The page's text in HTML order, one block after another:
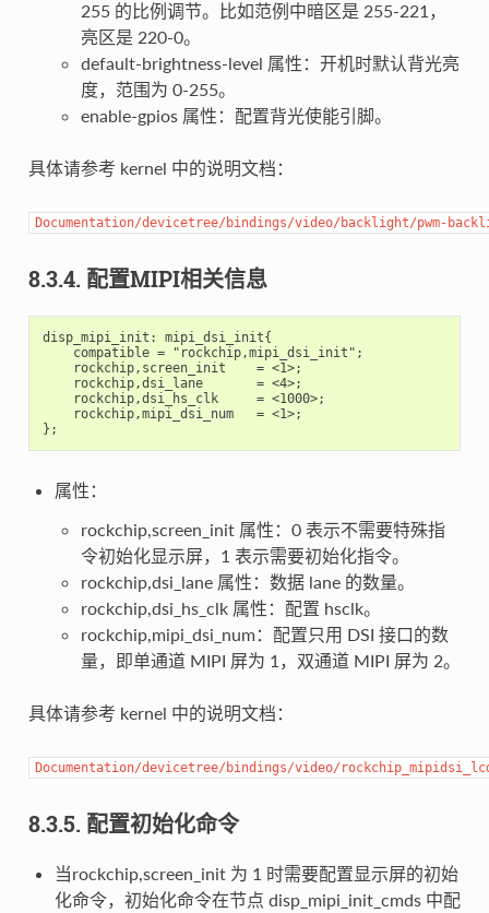
255 的比例调节。比如范例中暗区是 255-221，
亮区是 220-0。
default-brightness-level 属性：开机时默认背光亮
度，范围为 0-255。
enable-gpios 属性：配置背光使能引脚。
具体请参考 kernel 中的说明文档：
Documentation/devicetree/bindings/video/backlight/pwm-
8.3.4. 配置MIPI相关信息
disp_mipi_init: mipi_dsi_init{
    compatible = "rockchip,mipi_dsi_init";
    rockchip,screen_init    = <1>;
    rockchip,dsi_lane       = <4>;
    rockchip,dsi_hs_clk     = <1000>;
    rockchip,mipi_dsi_num   = <1>;
属性：
rockchip,screen_init 属性：0 表示不需要特殊指
令初始化显示屏，1 表示需要初始化指令。
rockchip,dsi_lane 属性：数据 lane 的数量。
rockchip,dsi_hs_clk 属性：配置 hsclk。
rockchip,mipi_dsi_num：配置只用 DSI 接口的数
量，即单通道 MIPI 屏为 1，双通道 MIPI 屏为 2。
具体请参考 kernel 中的说明文档：
Documentation/devicetree/bindings/video/
8.3.5. 配置初始化命令
当rockchip,screen_init 为 1 时需要配置显示屏的初始
化命令，初始化命令在节点 disp_mipi_init_cmds 中配